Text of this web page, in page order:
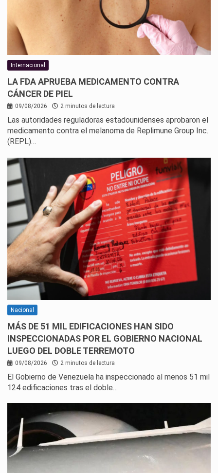
Internacional
LA FDA APRUEBA MEDICAMENTO CONTRA
CÁNCER DE PIEL
09/08/2026 2 minutos de lectura
Las autoridades reguladoras estadounidenses aprobaron el
medicamento contra el melanoma de Replimune Group Inc.
(REPL)…
Nacional
MÁS DE 51 MIL EDIFICACIONES HAN SIDO
INSPECCIONADAS POR EL GOBIERNO NACIONAL
LUEGO DEL DOBLE TERREMOTO
09/08/2026 2 minutos de lectura
El Gobierno de Venezuela ha inspeccionado al menos 51 mil
124 edificaciones tras el doble…